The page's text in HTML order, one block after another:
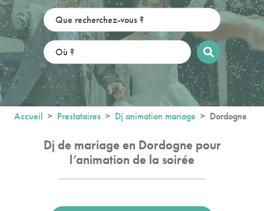
Accueil Prestataires Dj animation mariage Dordogne
Dj de mariage en Dordogne pour
l’animation de la soirée